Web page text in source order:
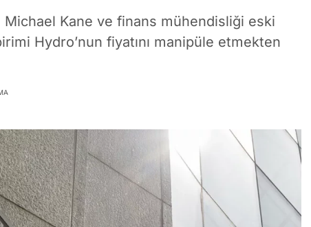
Michael Kane ve finans mühendisliği eski
Hydro’nun fiyatını manipüle etmekten